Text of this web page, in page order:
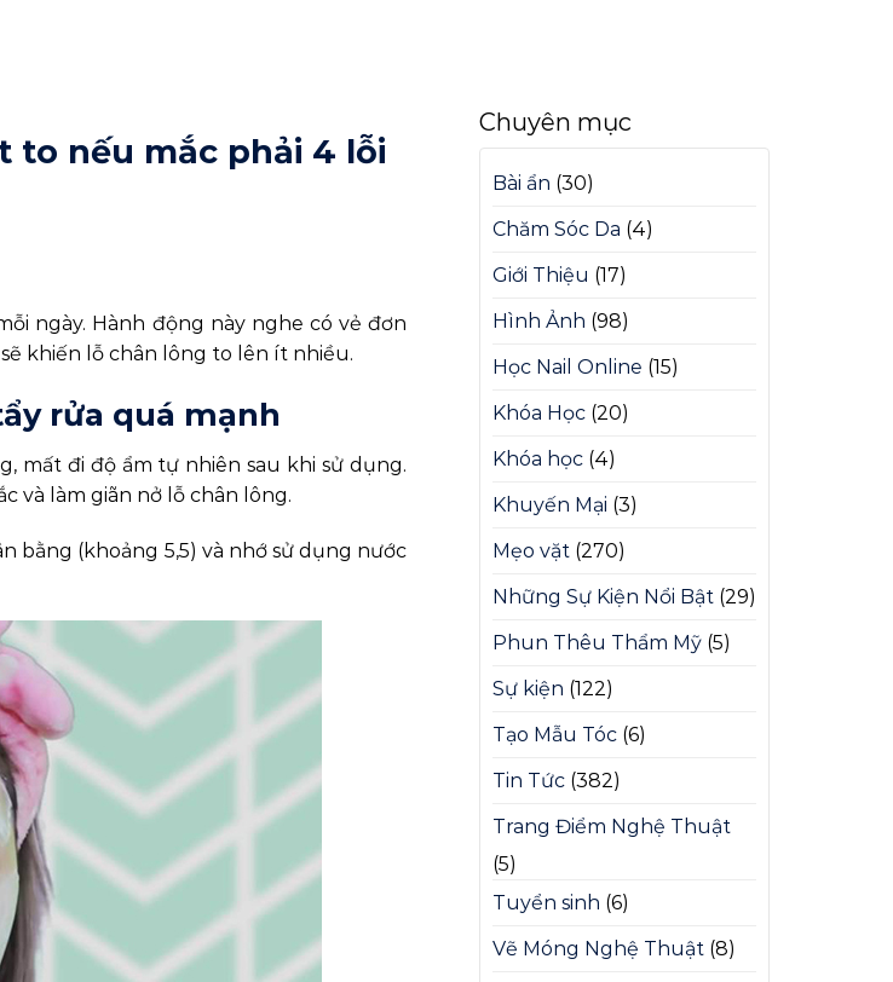
to nếu mắc phải 4 lỗi
ngày. Hành động này nghe có vẻ đơn
khiến lỗ chân lông to lên ít nhiều.
rửa quá mạnh
mất đi độ ẩm tự nhiên sau khi sử dụng.
và làm giãn nở lỗ chân lông.
bằng (khoảng 5,5) và nhớ sử dụng nước
Chuyên mục
Bài ẩn (30)
Chăm Sóc Da (4)
Giới Thiệu (17)
Hình Ảnh (98)
Học Nail Online (15)
Khóa Học (20)
Khóa học (4)
Khuyến Mại (3)
Mẹo vặt (270)
Những Sự Kiện Nổi Bật (29)
Phun Thêu Thẩm Mỹ (5)
Sự kiện (122)
Tạo Mẫu Tóc (6)
Tin Tức (382)
Trang Điểm Nghệ Thuật
(5)
Tuyển sinh (6)
Vẽ Móng Nghệ Thuật (8)